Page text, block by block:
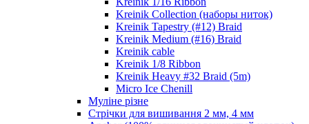
Kreinik Collection (наборы ниток)
Kreinik Tapestry (#12) Braid
Kreinik Medium (#16) Braid
Kreinik cable
Kreinik 1/8 Ribbon
Kreinik Heavy #32 Braid (5m)
Micro Ice Chenill
Муліне різне
Стрічки для вишивання 2 мм, 4 мм